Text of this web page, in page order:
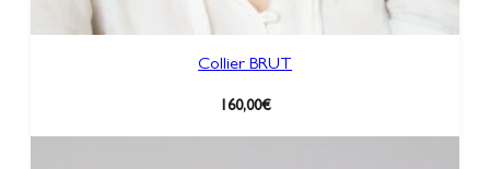
Collier BRUT
160,00€